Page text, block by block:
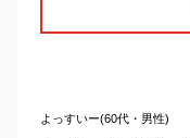
よっすいー(60代・男性)